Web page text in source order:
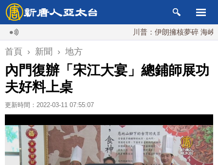
川普：伊朗擁核夢碎 海峽即將恢
首頁 › 新聞 › 地方
內門復辦「宋江大宴」總鋪師展功
夫好料上桌
更新時間：2022-03-11 07:55:07